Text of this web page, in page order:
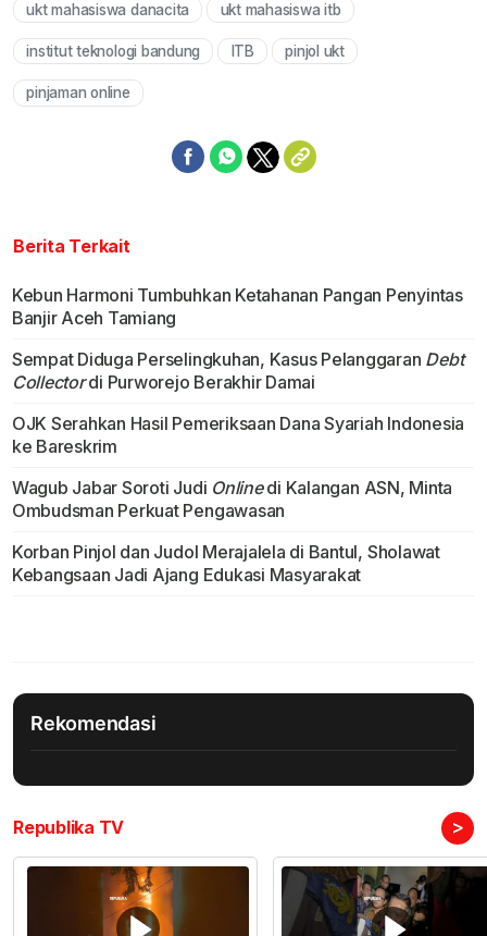
ukt mahasiswa danacita ukt mahasiswa itb
institut teknologi bandung ITB pinjol ukt
pinjaman online
Berita Terkait
Kebun Harmoni Tumbuhkan Ketahanan Pangan Penyintas
Banjir Aceh Tamiang
Sempat Diduga Perselingkuhan, Kasus Pelanggaran Debt
Collectordi Purworejo Berakhir Damai
OJK Serahkan Hasil Pemeriksaan Dana Syariah Indonesia
ke Bareskrim
Wagub Jabar Soroti Judi Onlinedi Kalangan ASN, Minta
Ombudsman Perkuat Pengawasan
Korban Pinjol dan Judol Merajalela di Bantul, Sholawat
Kebangsaan Jadi Ajang Edukasi Masyarakat
Rekomendasi
Republika TV >